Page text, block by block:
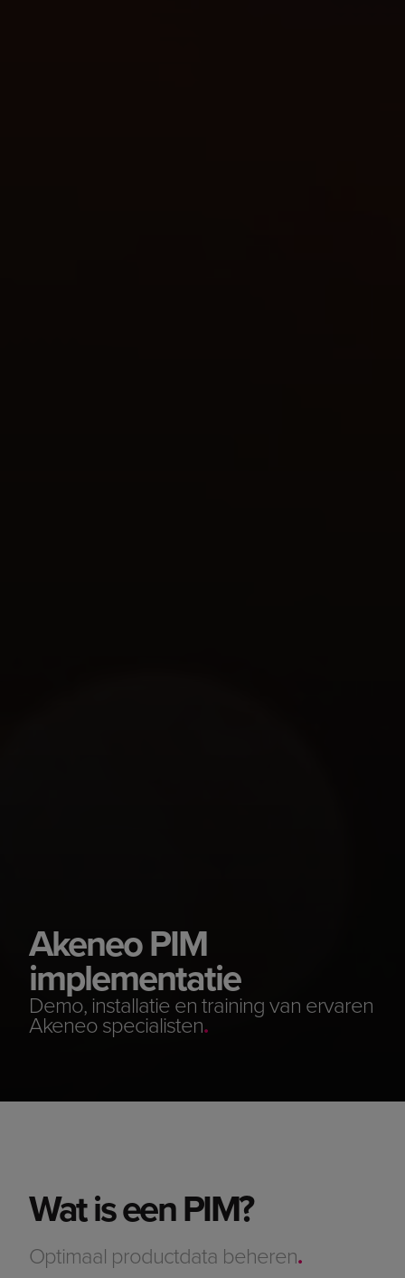
Akeneo PIM
implementatie
Demo, installatie en training van ervaren
Akeneo specialisten.
Wat is een PIM?
Optimaal productdata beheren.